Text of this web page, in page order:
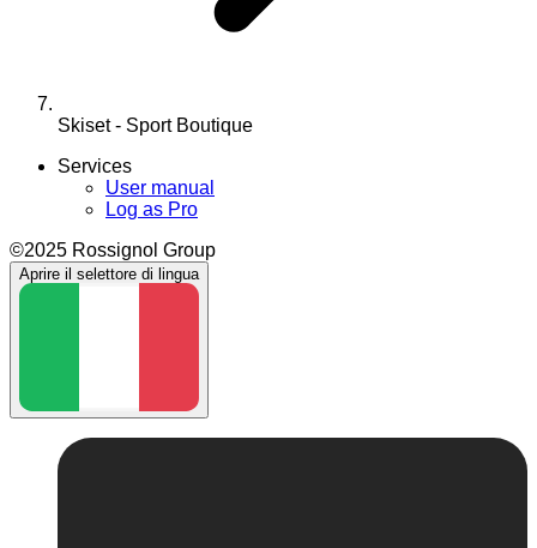
Skiset - Sport Boutique
Services
User manual
Log as Pro
©2025 Rossignol Group
Aprire il selettore di lingua